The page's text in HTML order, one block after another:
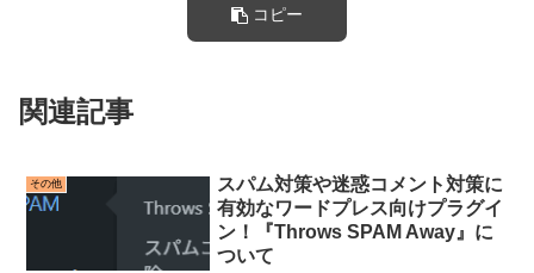
コピー
関連記事
その他
スパム対策や迷惑コメント対策に
有効なワードプレス向けプラグイ
ン！『Throws SPAM Away』に
ついて